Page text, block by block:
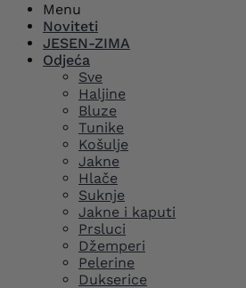
Menu
Noviteti
JESEN-ZIMA
Odjeća
Sve
Haljine
Bluze
Tunike
Košulje
Jakne
Hlače
Suknje
Jakne i kaputi
Prsluci
Džemperi
Pelerine
Dukserice